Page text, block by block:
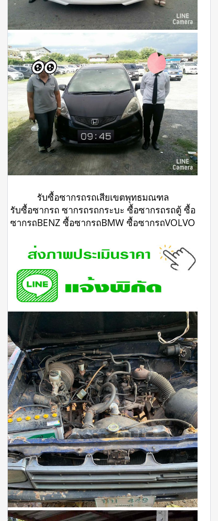
รับซื้อซากรถรถเสียเขตพุทธมณฑล
รับซื้อซากรถ ซากรถรถกระบะ ซื้อซากรถรถตู้ ซื้อ
ซากรถBENZ ซื้อซากรถBMW ซื้อซากรถVOLVO